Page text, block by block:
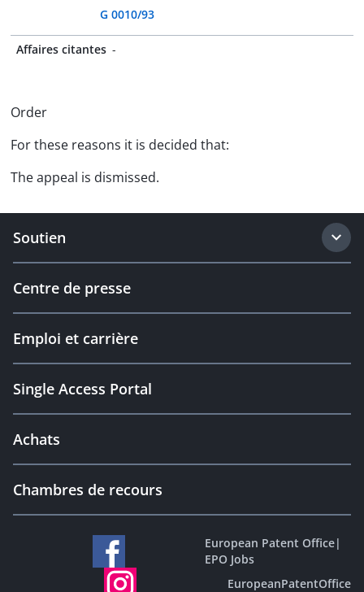
G 0010/93
Affaires citantes -
Order
For these reasons it is decided that:
The appeal is dismissed.
Soutien
Centre de presse
Emploi et carrière
Single Access Portal
Achats
Chambres de recours
European Patent Office|
EPO Jobs
EuropeanPatentOffice